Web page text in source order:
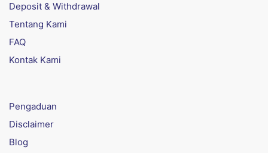
Deposit & Withdrawal
Tentang Kami
FAQ
Kontak Kami
Pengaduan
Disclaimer
Blog